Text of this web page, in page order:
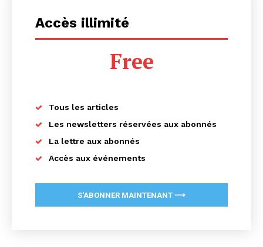
Accès illimité
Free
Tous les articles
Les newsletters réservées aux abonnés
La lettre aux abonnés
Accès aux événements
S'ABONNER MAINTENANT ⟶